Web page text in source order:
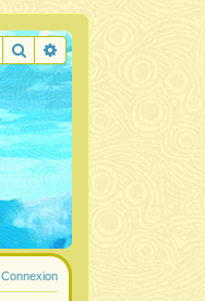
RechercherRecherche avancée
Connexion